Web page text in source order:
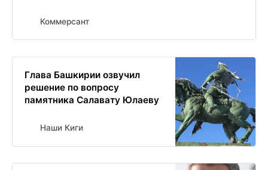
Коммерсант
Глава Башкирии озвучил
решение по вопросу
памятника Салавату Юлаеву
Наши Киги